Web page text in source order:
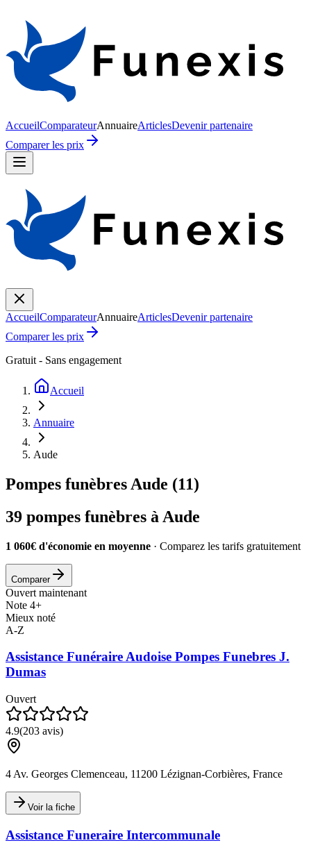
AccueilComparateurAnnuaireArticlesDevenir partenaire
Comparer les prix
AccueilComparateurAnnuaireArticlesDevenir partenaire
Comparer les prix
Gratuit - Sans engagement
Accueil
Annuaire
Aude
Pompes funèbres Aude (11)
39 pompes funèbres à Aude
1 060€ d'économie en moyenne · Comparez les tarifs gratuitement
Comparer
Ouvert maintenant
Note 4+
Mieux noté
A-Z
Assistance Funéraire Audoise Pompes Funebres J.
Dumas
Ouvert
4.9(203 avis)
4 Av. Georges Clemenceau, 11200 Lézignan-Corbières, France
Voir la fiche
Assistance Funeraire Intercommunale